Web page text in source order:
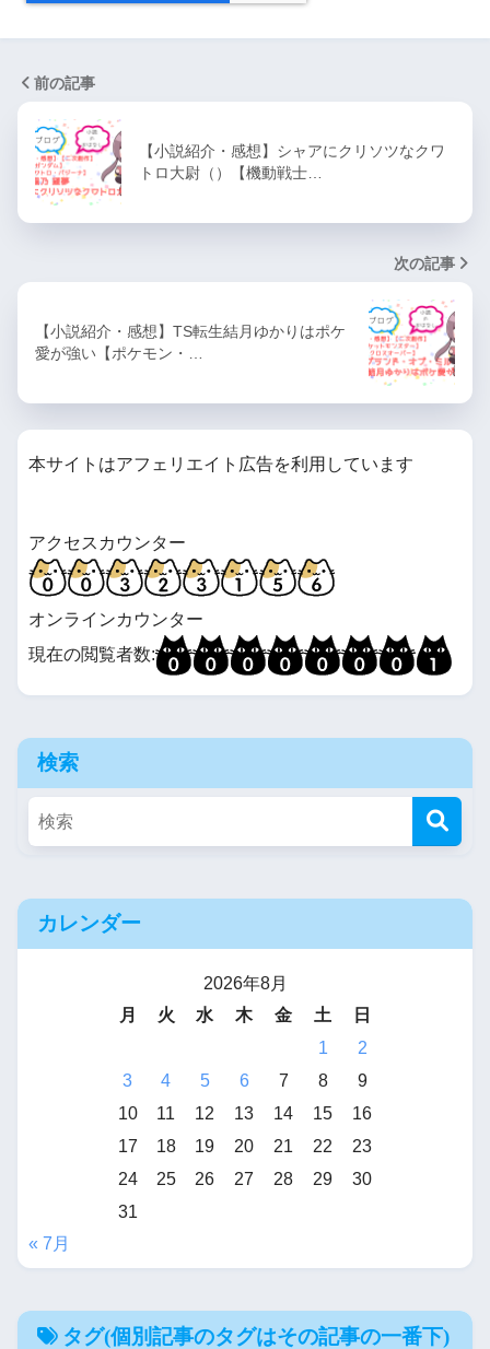
前の記事
【小説紹介・感想】シャアにクリソツなクワ
トロ大尉（）【機動戦士…
次の記事
【小説紹介・感想】TS転生結月ゆかりはポケ
愛が強い【ポケモン・…
本サイトはアフェリエイト広告を利用しています
アクセスカウンター
オンラインカウンター
現在の閲覧者数:
検索
カレンダー
2026年8月
月
火 水 木 金 土
日
1
2
3
4 5 6 7 8
9
10
11 12 13 14 15
16
17
18 19 20 21 22
23
24
25 26 27 28 29
30
31
« 7月
タグ(個別記事のタグはその記事の一番下)